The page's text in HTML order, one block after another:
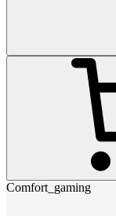
Comfort_gaming